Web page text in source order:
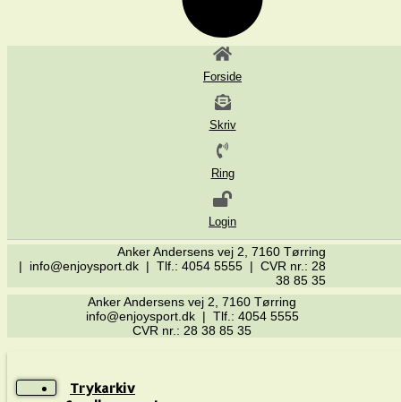
Forside
Skriv
Ring
Login
Anker Andersens vej 2, 7160 Tørring
| info@enjoysport.dk | Tlf.: 4054 5555 | CVR nr.: 28
38 85 35
Anker Andersens vej 2, 7160 Tørring
info@enjoysport.dk | Tlf.: 4054 5555
CVR nr.: 28 38 85 35
Trykarkiv